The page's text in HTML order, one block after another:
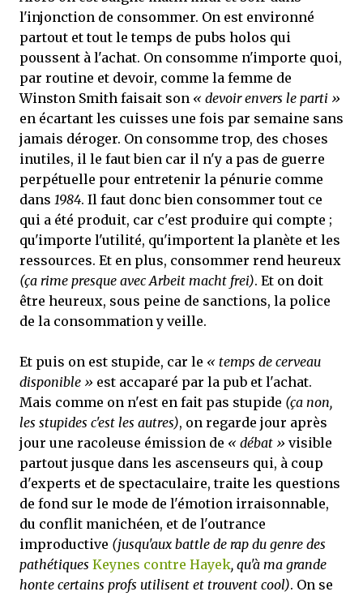
l'injonction de consommer. On est environné
partout et tout le temps de pubs holos qui
poussent à l'achat. On consomme n'importe quoi,
par routine et devoir, comme la femme de
Winston Smith faisait son « devoir envers le parti »
en écartant les cuisses une fois par semaine sans
jamais déroger. On consomme trop, des choses
inutiles, il le faut bien car il n'y a pas de guerre
perpétuelle pour entretenir la pénurie comme
dans 1984. Il faut donc bien consommer tout ce
qui a été produit, car c'est produire qui compte ;
qu'importe l'utilité, qu'importent la planète et les
ressources. Et en plus, consommer rend heureux
(ça rime presque avec Arbeit macht frei). Et on doit
être heureux, sous peine de sanctions, la police
de la consommation y veille.
Et puis on est stupide, car le « temps de cerveau
disponible » est accaparé par la pub et l'achat.
Mais comme on n'est en fait pas stupide (ça non,
les stupides c'est les autres), on regarde jour après
jour une racoleuse émission de « débat » visible
partout jusque dans les ascenseurs qui, à coup
d'experts et de spectaculaire, traite les questions
de fond sur le mode de l'émotion irraisonnable,
du conflit manichéen, et de l'outrance
improductive (jusqu'aux battle de rap du genre des
pathétiques Keynes contre Hayek, qu'à ma grande
honte certains profs utilisent et trouvent cool). On se